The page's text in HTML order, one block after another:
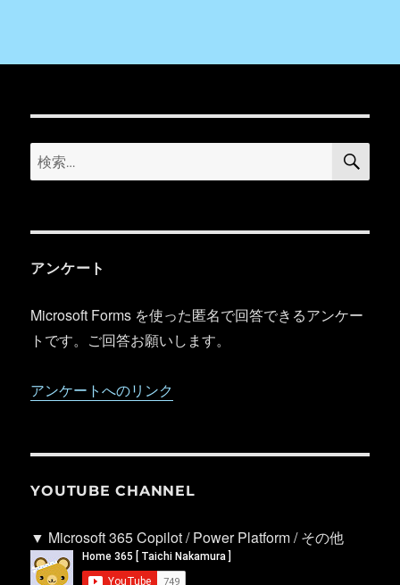
検
索:
検
アンケート
Microsoft Forms を使った匿名で回答できるアンケー
トです。ご回答お願いします。
アンケートへのリンク
YOUTUBE CHANNEL
▼ Microsoft 365 Copilot / Power Platform / その他